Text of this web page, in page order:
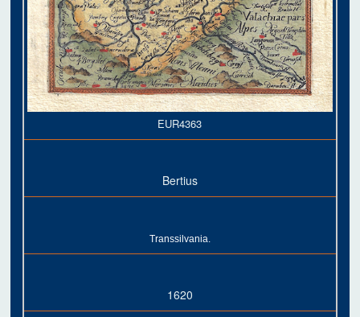
EUR4363
Bertius
Transsilvania.
1620